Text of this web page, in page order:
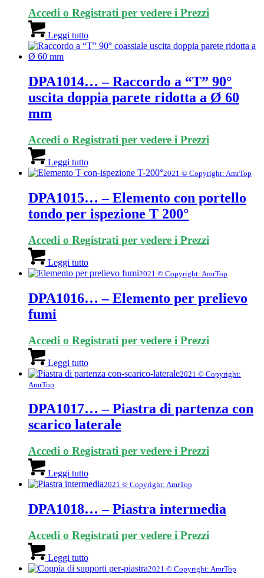
Accedi o Registrati per vedere i Prezzi
Leggi tutto
DPA1014… – Raccordo a “T” 90°
uscita doppia parete ridotta a Ø 60
mm
Accedi o Registrati per vedere i Prezzi
Leggi tutto
2021 © Copyright: AmrTop
DPA1015… – Elemento con portello
tondo per ispezione T 200°
Accedi o Registrati per vedere i Prezzi
Leggi tutto
2021 © Copyright: AmrTop
DPA1016… – Elemento per prelievo
fumi
Accedi o Registrati per vedere i Prezzi
Leggi tutto
2021 © Copyright:
AmrTop
DPA1017… – Piastra di partenza con
scarico laterale
Accedi o Registrati per vedere i Prezzi
Leggi tutto
2021 © Copyright: AmrTop
DPA1018… – Piastra intermedia
Accedi o Registrati per vedere i Prezzi
Leggi tutto
2021 © Copyright: AmrTop